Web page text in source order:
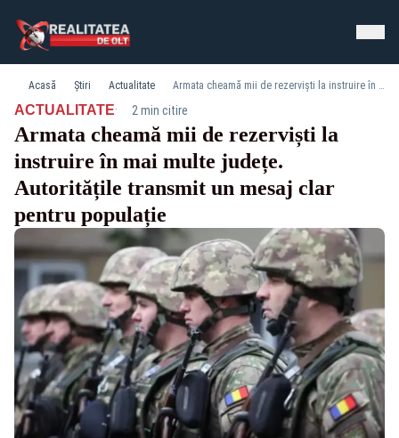
Acasă Știri Actualitate Armata cheamă mii de rezerviști la instruire în mai multe județe. Autoritățile transmit un mesaj clar pentru populație
ACTUALITATE· 2 min citire
Armata cheamă mii de rezerviști la
instruire în mai multe județe.
Autoritățile transmit un mesaj clar
pentru populație